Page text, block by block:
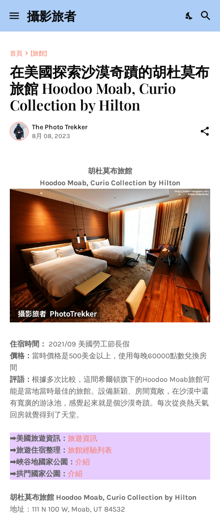
攝影旅者
首頁 [旅館]
在美國探索沙漠奇蹟的胡杜莫布
旅館 Hoodoo Moab, Curio
Collection by Hilton
The Photo Trekker
8月 08, 2023
胡杜莫布旅館
Hoodoo Moab, Curio Collection by Hilton
住宿時間：
2021/09 美國勞工節長假
價格： 當時價格是500美金以上，使用每晚60000點數兌換房
間
評語： 根據多次比較，這間希爾頓旗下的Hoodoo Moab旅館可
能是當地當時最佳的旅館。設備新穎、房間寬敞，在沙漠中還
有寬廣的游泳池，感覺起來就是個沙漠奇蹟。每次從炎熱天氣
回房就覺得到了天堂。
➡美國旅遊資訊： 旅遊資訊
➡旅遊住宿整理： 旅館經驗列表
➡峽谷地國家公園： 介紹
➡拱門國家公園： 介紹
胡杜莫布旅館 Hoodoo Moab, Curio Collection by Hilton
地址：111 N 100 W, Moab, UT 84532